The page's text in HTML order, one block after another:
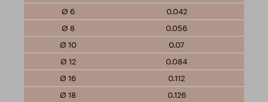
0.042
0.056
0.07
0.084
0.112
0.126